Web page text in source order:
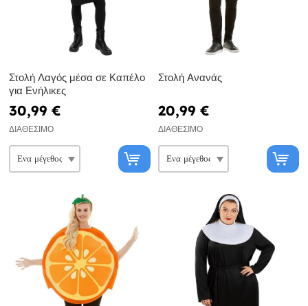
Στολή Λαγός μέσα σε Καπέλο
για Ενήλικες
30,99 €
ΔΙΑΘΈΣΙΜΟ
Στολή Ανανάς
20,99 €
ΔΙΑΘΈΣΙΜΟ